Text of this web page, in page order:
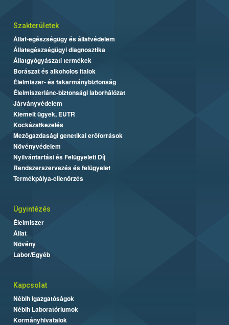
Szakterületek
Állat-egészségügy és állatvédelem
Állategészségügyi diagnosztika
Állatgyógyászati termékek
Borászat és alkoholos italok
Élelmiszer- és takarmánybiztonság
Élelmiszerlánc-biztonsági laborhálózat
Járványvédelem
Kiemelt ügyek, EUTR
Kockázatkezelés
Mezőgazdasági genetikai erőforrások
Növényvédelem
Nyilvántartási és Felügyeleti Díj
Rendszerszervezés és felügyelet
Termékpálya-ellenőrzés
Ügyintézés
Élelmiszer
Állat
Növény
Labor/Egyéb
Kapcsolat
Nébih Igazgatóságok
Nébih Laboratóriumok
Kormányhivatalok